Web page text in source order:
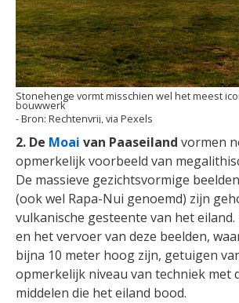
Stonehenge vormt misschien wel het meest
bouwwerk
Rechtenvrij, via Pexels
2. De Moai van Paaseiland vormen
opmerkelijk voorbeeld van
De massieve gezichtsvormige
(ook wel Rapa-Nui genoemd) zijn
vulkanische gesteente van het
en het vervoer van deze beelden,
bijna 10 meter hoog zijn, getuigen
opmerkelijk niveau van techniek met
middelen die het eiland bood.